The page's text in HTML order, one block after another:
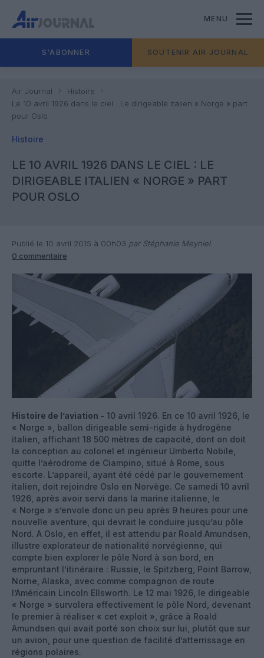
MENU
S'ABONNER SOUTENIR AIR JOURNAL
Air Journal
Histoire
Le 10 avril 1926 dans le ciel : Le dirigeable italien « Norge » part
pour Oslo
Histoire
LE 10 AVRIL 1926 DANS LE CIEL : LE
DIRIGEABLE ITALIEN « NORGE » PART
POUR OSLO
Publié le 10 avril 2015 à 00h03 par Stéphanie Meyniel
0 commentaire
Histoire de l’aviation - 10 avril 1926. En ce 10 avril 1926, le
« Norge », ballon dirigeable semi-rigide à hydrogène
italien, affichant 18 500 mètres de capacité, dont on doit
la conception au colonel et ingénieur Umberto Nobile,
quitte l’aérodrome de Ciampino, situé à Rome, sous
escorte. L’appareil, ayant été cédé par le gouvernement
italien, doit rejoindre Oslo en Norvège. Ce samedi 10 avril
1926, après avoir servi dans la marine italienne, le
« Norge » s’envole donc un peu après 9 heures pour une
nouvelle aventure, qui devrait le conduire jusqu’au pôle
Nord. A Oslo, en effet, il est attendu par Roald Amundsen,
illustre explorateur de nationalité norvégienne, qui
compte bien explorer le pôle Nord à son bord, en
empruntant l’itinéraire : Russie, le Spitzberg, Point Barrow,
Norne, Alaska, avec comme compagnon de route
l’Américain Lincoln Ellsworth. Le 12 mai 1926, le dirigeable
« Norge » survolera effectivement le pôle Nord, devenant
le premier à réaliser « cet exploit », grâce à Roald
Amundsen qui avait porté son choix sur lui, plutôt que sur
un avion, pour une question de facilité d’atterrissage en
régions polaires.